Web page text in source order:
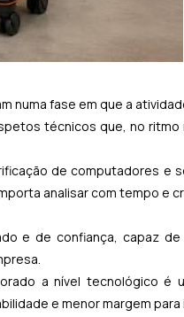
numa fase em que a
técnicos que, no
de computadores e
analisar com tempo e
e de confiança, capaz
a nível tecnológico é
e menor margem